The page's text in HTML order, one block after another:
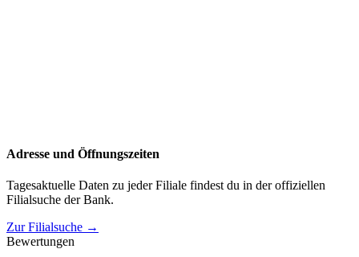
Adresse und Öffnungszeiten
Tagesaktuelle Daten zu jeder Filiale findest du in der offiziellen
Filialsuche der Bank.
Zur Filialsuche →
Bewertungen